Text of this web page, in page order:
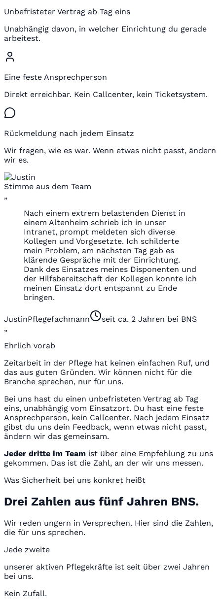
Unbefristeter Vertrag ab Tag eins
Unabhängig davon, in welcher Einrichtung du gerade
arbeitest.
Eine feste Ansprechperson
Direkt erreichbar. Kein Callcenter, kein Ticketsystem.
Rückmeldung nach jedem Einsatz
Wir fragen, wie es war. Wenn etwas nicht passt, ändern
wir es.
Stimme aus dem Team
„
Nach einem extrem belastenden Dienst in
einem Altenheim schrieb ich in unser
Intranet, prompt meldeten sich diverse
Kollegen und Vorgesetzte. Ich schilderte
mein Problem, am nächsten Tag gab es
klärende Gespräche mit der Einrichtung.
Dank des Einsatzes meines Disponenten und
der Hilfsbereitschaft der Kollegen konnte ich
meinen Einsatz dort entspannt zu Ende
bringen.
JustinPflegefachmann
seit ca. 2 Jahren bei BNS
„
Ehrlich vorab
Zeitarbeit in der Pflege hat keinen einfachen Ruf, und
das aus guten Gründen. Wir können nicht für die
Branche sprechen, nur für uns.
Bei uns hast du einen unbefristeten Vertrag ab Tag
eins, unabhängig vom Einsatzort. Du hast eine feste
Ansprechperson, kein Callcenter. Nach jedem Einsatz
gibst du uns dein Feedback, wenn etwas nicht passt,
ändern wir das gemeinsam.
Jeder dritte im Team ist über eine Empfehlung zu uns
gekommen. Das ist die Zahl, an der wir uns messen.
Was Sicherheit bei uns konkret heißt
Drei Zahlen aus fünf Jahren BNS.
Wir reden ungern in Versprechen. Hier sind die Zahlen,
die für uns sprechen.
Jede zweite
unserer aktiven Pflegekräfte ist seit über zwei Jahren
bei uns.
Kein Zufall.